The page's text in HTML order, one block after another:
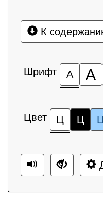
К
Шрифт А А
Цвет Ц Ц